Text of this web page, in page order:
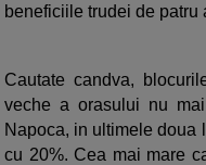
beneficiile trudei de
Cautate candva,
veche a orasului nu
Napoca, in ultimele doua
cu 20%. Cea mai mare